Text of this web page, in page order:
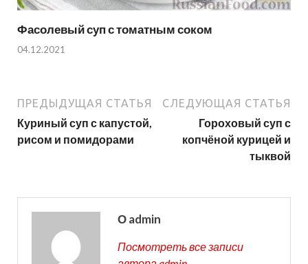
Фасолевый суп с томатным соком
04.12.2021
ПРЕДЫДУЩАЯ СТАТЬЯ
Куриный суп с капустой,
рисом и помидорами
СЛЕДУЮЩАЯ СТАТЬЯ
Гороховый суп с
копчёной курицей и
тыквой
О admin
Посмотреть все записи